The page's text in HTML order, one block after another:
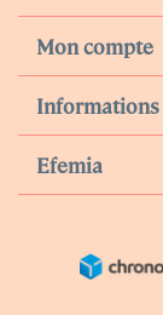
Mon compte
Informations
Efemia